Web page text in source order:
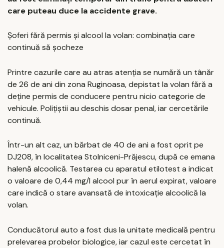
care puteau duce la accidente grave.
Șoferi fără permis și alcool la volan: combinația care
continuă să șocheze
Printre cazurile care au atras atenția se numără un tânăr
de 26 de ani din zona Ruginoasa, depistat la volan fără a
deține permis de conducere pentru nicio categorie de
vehicule. Polițiștii au deschis dosar penal, iar cercetările
continuă.
Într-un alt caz, un bărbat de 40 de ani a fost oprit pe
DJ208, în localitatea Stolniceni-Prăjescu, după ce emana
halenă alcoolică. Testarea cu aparatul etilotest a indicat
o valoare de 0,44 mg/l alcool pur în aerul expirat, valoare
care indică o stare avansată de intoxicație alcoolică la
volan.
Conducătorul auto a fost dus la unitate medicală pentru
prelevarea probelor biologice, iar cazul este cercetat în